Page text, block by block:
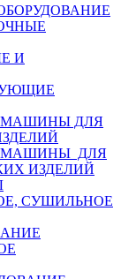
И
ДЛЯ
МАШИНЫ ДЛЯ
ИЗДЕЛИЙ
СУШИЛЬНОЕ